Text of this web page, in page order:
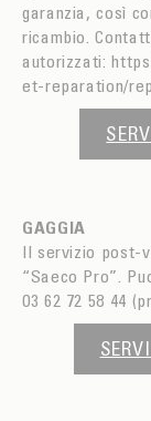
garanzia, così
ricambio.
autorizzati:
et-reparation/
GAGGIA
Il servizio post-
“Saeco Pro”.
03 62 72 58 44